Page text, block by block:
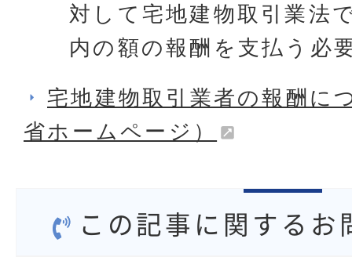
対して宅地建物取引業法
内の額の報酬を支払う必
宅地建物取引業者の報酬に
省ホームページ）
この記事に関するお